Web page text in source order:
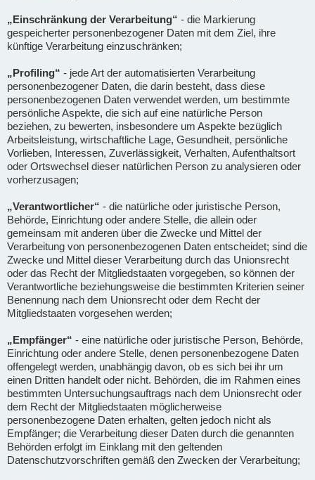
„Einschränkung der Verarbeitung“ - die Markierung
gespeicherter personenbezogener Daten mit dem Ziel, ihre
künftige Verarbeitung einzuschränken;
„Profiling“ - jede Art der automatisierten Verarbeitung
personenbezogener Daten, die darin besteht, dass diese
personenbezogenen Daten verwendet werden, um bestimmte
persönliche Aspekte, die sich auf eine natürliche Person
beziehen, zu bewerten, insbesondere um Aspekte bezüglich
Arbeitsleistung, wirtschaftliche Lage, Gesundheit, persönliche
Vorlieben, Interessen, Zuverlässigkeit, Verhalten, Aufenthaltsort
oder Ortswechsel dieser natürlichen Person zu analysieren oder
vorherzusagen;
„Verantwortlicher“ - die natürliche oder juristische Person,
Behörde, Einrichtung oder andere Stelle, die allein oder
gemeinsam mit anderen über die Zwecke und Mittel der
Verarbeitung von personenbezogenen Daten entscheidet; sind die
Zwecke und Mittel dieser Verarbeitung durch das Unionsrecht
oder das Recht der Mitgliedstaaten vorgegeben, so können der
Verantwortliche beziehungsweise die bestimmten Kriterien seiner
Benennung nach dem Unionsrecht oder dem Recht der
Mitgliedstaaten vorgesehen werden;
„Empfänger“ - eine natürliche oder juristische Person, Behörde,
Einrichtung oder andere Stelle, denen personenbezogene Daten
offengelegt werden, unabhängig davon, ob es sich bei ihr um
einen Dritten handelt oder nicht. Behörden, die im Rahmen eines
bestimmten Untersuchungsauftrags nach dem Unionsrecht oder
dem Recht der Mitgliedstaaten möglicherweise
personenbezogene Daten erhalten, gelten jedoch nicht als
Empfänger; die Verarbeitung dieser Daten durch die genannten
Behörden erfolgt im Einklang mit den geltenden
Datenschutzvorschriften gemäß den Zwecken der Verarbeitung;